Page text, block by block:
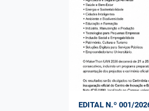
EDITAL N.º 001/